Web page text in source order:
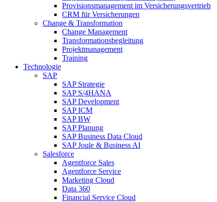
Provisionsmanagement im Versicherungsvertrieb
CRM für Versicherungen
Change & Transformation
Change Management
Transformationsbegleitung
Projektmanagement
Training
Technologie
SAP
SAP Strategie
SAP S/4HANA
SAP Development
SAP ICM
SAP BW
SAP Planung
SAP Business Data Cloud
SAP Joule & Business AI
Salesforce
Agentforce Sales
Agentforce Service
Marketing Cloud
Data 360
Financial Service Cloud